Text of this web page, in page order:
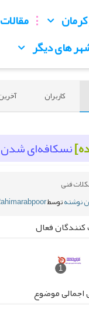
مقالات
های دیگر
کاربران
نسکافه‌ای شدن
فنی
نوشتهتوسط
فعال
1
اجمالی موضوع